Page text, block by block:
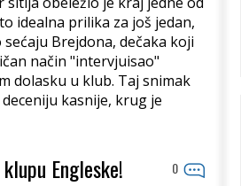
idealna prilika za još jedan,
Brejdona, dečaka koji
način "intervjuisao"
dolasku u klub. Taj snimak
kasnije, krug je
0
Engleske!